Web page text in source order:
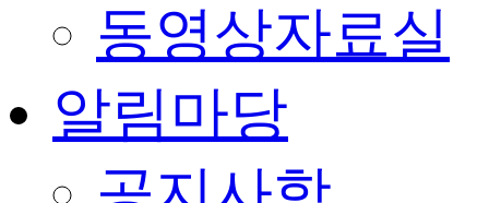
동영상자료실
알림마당